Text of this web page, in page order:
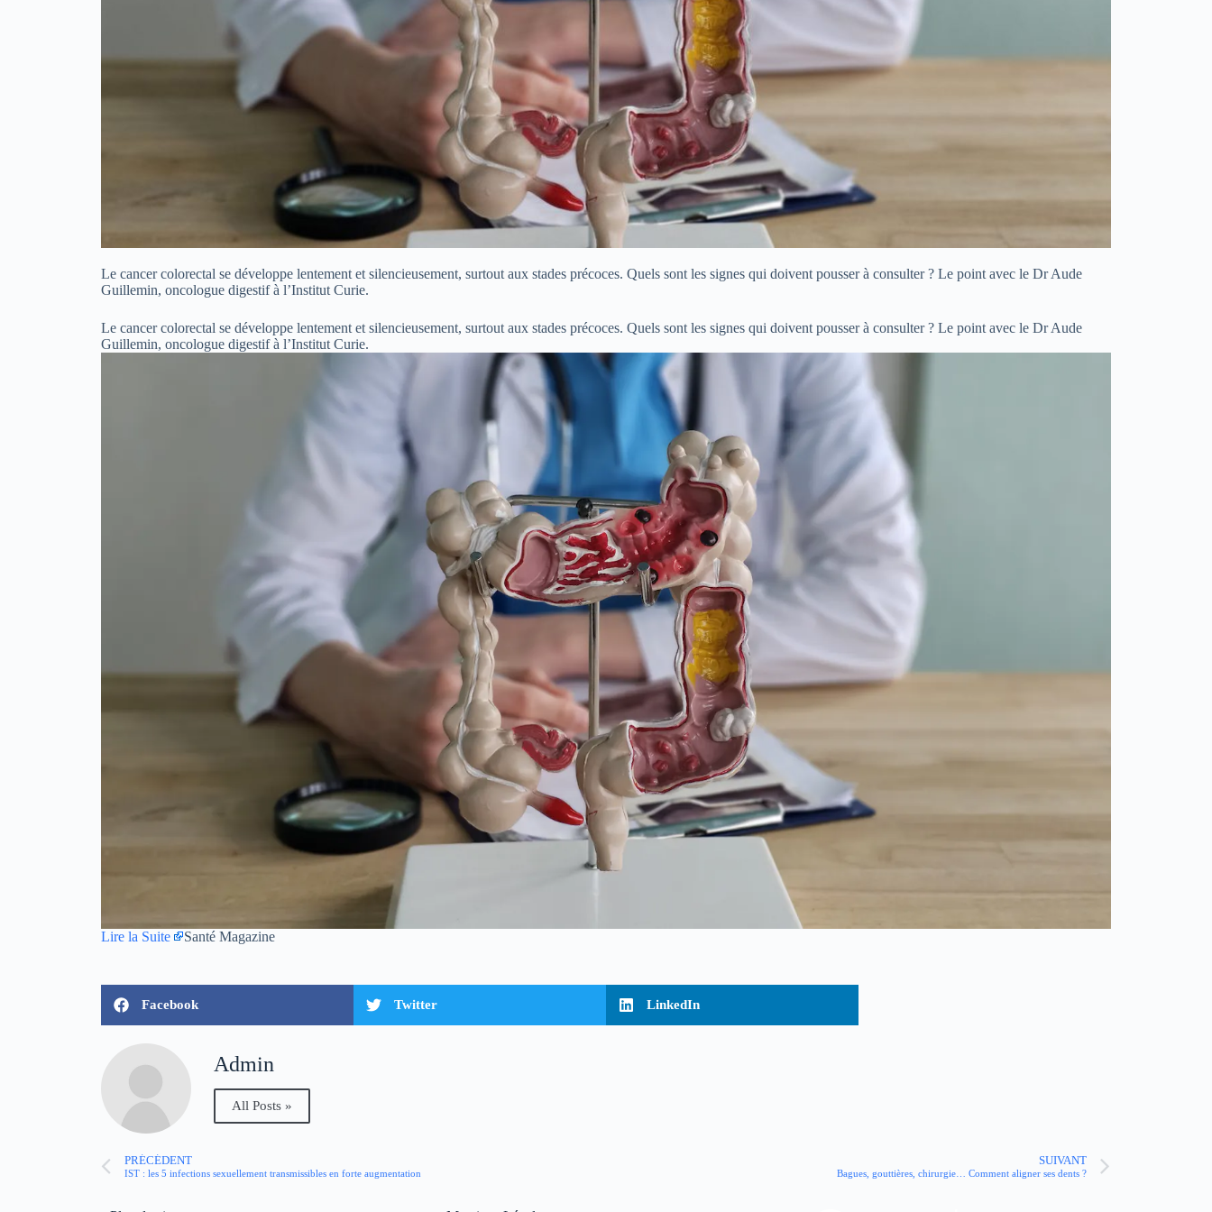
Le cancer colorectal se développe lentement et silencieusement, surtout aux stades précoces. Quels sont les signes qui doivent pousser à consulter ? Le point avec le Dr Aude
Guillemin, oncologue digestif à l’Institut Curie.
Le cancer colorectal se développe lentement et silencieusement, surtout aux stades précoces. Quels sont les signes qui doivent pousser à consulter ? Le point avec le Dr Aude
Guillemin, oncologue digestif à l’Institut Curie.
Lire la Suite Santé Magazine
Facebook Twitter LinkedIn
Admin
All Posts »
PRÉCÉDENT
IST : les 5 infections sexuellement transmissibles en forte augmentation
SUIVANT
Bagues, gouttières, chirurgie… Comment aligner ses dents ?